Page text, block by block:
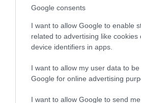
Google consents
I want to allow Google to enable
related to advertising like cookies
device identifiers in apps.
I want to allow my user data to
Google for online advertising
I want to allow Google to send me
HETI
"Az ember, aki a tengert